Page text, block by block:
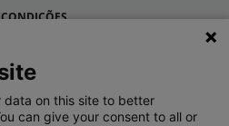
NO MUNDO
data on this site to better
can give your consent to all or